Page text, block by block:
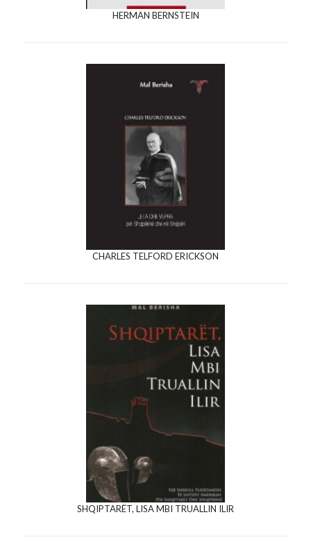
HERMAN BERNSTEIN
CHARLES TELFORD ERICKSON
SHQIPTARËT, LISA MBI TRUALLIN ILIR